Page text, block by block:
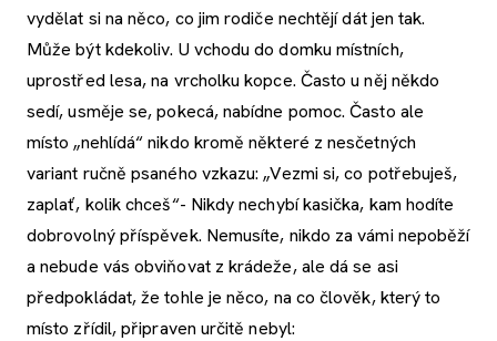
vydělat si na něco, co jim rodiče nechtějí dát jen tak.
Může být kdekoliv. U vchodu do domku místních,
uprostřed lesa, na vrcholku kopce. Často u něj někdo
sedí, usměje se, pokecá, nabídne pomoc. Často ale
místo „nehlídá“ nikdo kromě některé z nesčetných
variant ručně psaného vzkazu: „Vezmi si, co potřebuješ,
zaplať, kolik chceš“- Nikdy nechybí kasička, kam hodíte
dobrovolný příspěvek. Nemusíte, nikdo za vámi nepoběží
a nebude vás obviňovat z krádeže, ale dá se asi
předpokládat, že tohle je něco, na co člověk, který to
místo zřídil, připraven určitě nebyl: